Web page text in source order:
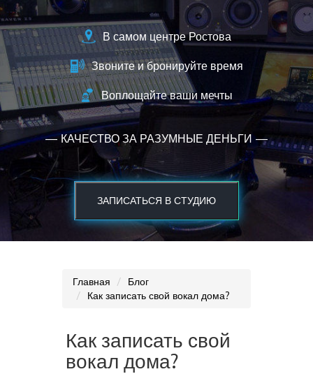
В самом центре Ростова
Звоните и бронируйте время
Воплощайте ваши мечты
— КАЧЕСТВО ЗА РАЗУМНЫЕ ДЕНЬГИ —
ЗАПИСАТЬСЯ В СТУДИЮ
Главная
Блог
Как записать свой вокал дома?
Как записать свой
вокал дома?